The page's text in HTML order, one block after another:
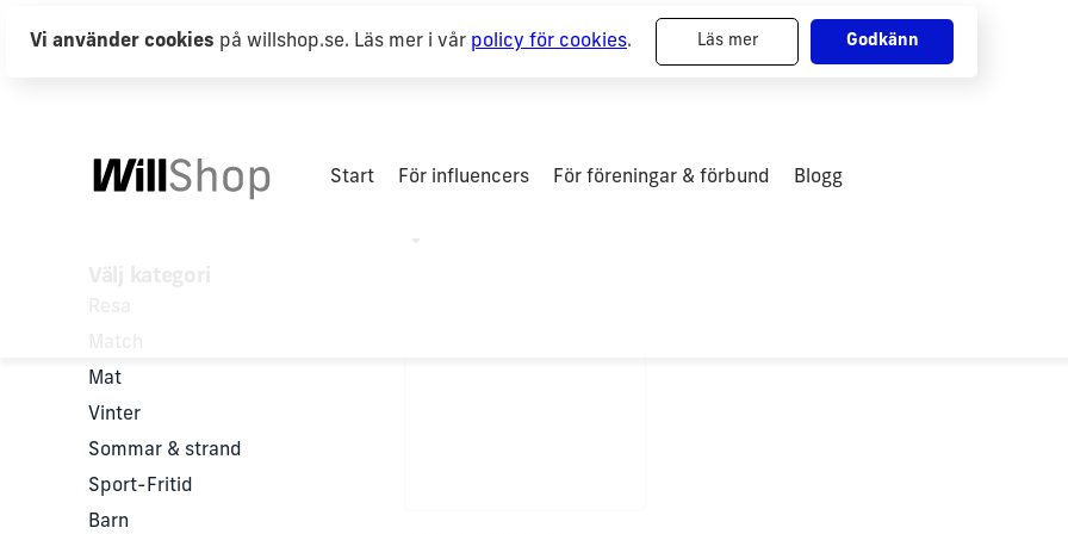
Vi använder cookies på willshop.se. Läs mer i vår policy för cookies. Läs mer Godkänn
Start För influencers För föreningar & förbund Blogg
Mat
Vinter
Sommar & strand
Sport-Fritid
Barn